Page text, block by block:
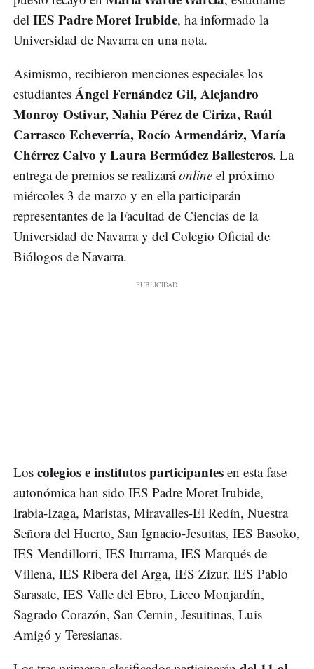
del IES Padre Moret Irubide, ha informado la
Universidad de Navarra en una nota.
Asimismo, recibieron menciones especiales los
estudiantes Ángel Fernández Gil, Alejandro
Monroy Ostivar, Nahia Pérez de Ciriza, Raúl
Carrasco Echeverría, Rocío Armendáriz, María
Chérrez Calvo y Laura Bermúdez Ballesteros. La
entrega de premios se realizaráonline el próximo
miércoles 3 de marzo y en ella participarán
representantes de la Facultad de Ciencias de la
Universidad de Navarra y del Colegio Oficial de
Biólogos de Navarra.
Los colegios e institutos participantes en esta fase
autonómica han sido IES Padre Moret Irubide,
Irabia-Izaga, Maristas, Miravalles-El Redín, Nuestra
Señora del Huerto, San Ignacio-Jesuitas, IES Basoko,
IES Mendillorri, IES Iturrama, IES Marqués de
Villena, IES Ribera del Arga, IES Zizur, IES Pablo
Sarasate, IES Valle del Ebro, Liceo Monjardín,
Sagrado Corazón, San Cernin, Jesuitinas, Luis
Amigó y Teresianas.